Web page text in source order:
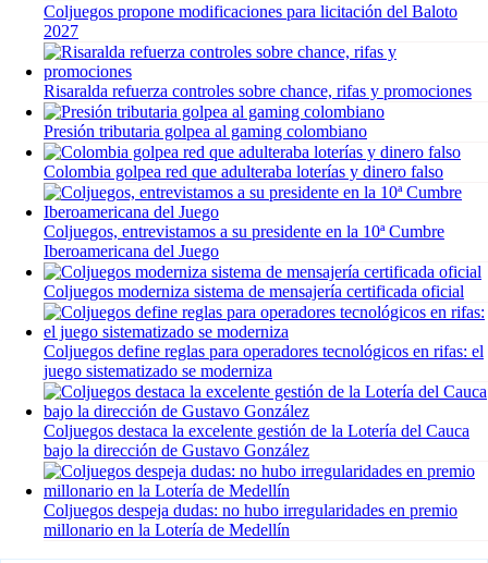
Coljuegos propone modificaciones para licitación del Baloto
2027
Risaralda refuerza controles sobre chance, rifas y promociones
Presión tributaria golpea al gaming colombiano
Colombia golpea red que adulteraba loterías y dinero falso
Coljuegos, entrevistamos a su presidente en la 10ª Cumbre
Iberoamericana del Juego
Coljuegos moderniza sistema de mensajería certificada oficial
Coljuegos define reglas para operadores tecnológicos en rifas: el
juego sistematizado se moderniza
Coljuegos destaca la excelente gestión de la Lotería del Cauca
bajo la dirección de Gustavo González
Coljuegos despeja dudas: no hubo irregularidades en premio
millonario en la Lotería de Medellín